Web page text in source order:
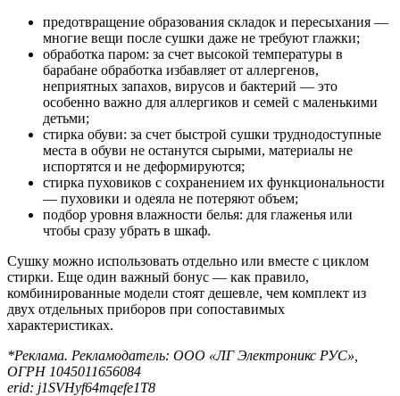
предотвращение образования складок и пересыхания —
многие вещи после сушки даже не требуют глажки;
обработка паром: за счет высокой температуры в
барабане обработка избавляет от аллергенов,
неприятных запахов, вирусов и бактерий — это
особенно важно для аллергиков и семей с маленькими
детьми;
стирка обуви: за счет быстрой сушки труднодоступные
места в обуви не останутся сырыми, материалы не
испортятся и не деформируются;
стирка пуховиков с сохранением их функциональности
— пуховики и одеяла не потеряют объем;
подбор уровня влажности белья: для глаженья или
чтобы сразу убрать в шкаф.
Сушку можно использовать отдельно или вместе с циклом
стирки. Еще один важный бонус — как правило,
комбинированные модели стоят дешевле, чем комплект из
двух отдельных приборов при сопоставимых
характеристиках.
*Реклама. Рекламодатель: ООО «ЛГ Электроникс РУС»,
ОГРН 1045011656084
erid: j1SVHyf64mqefe1T8